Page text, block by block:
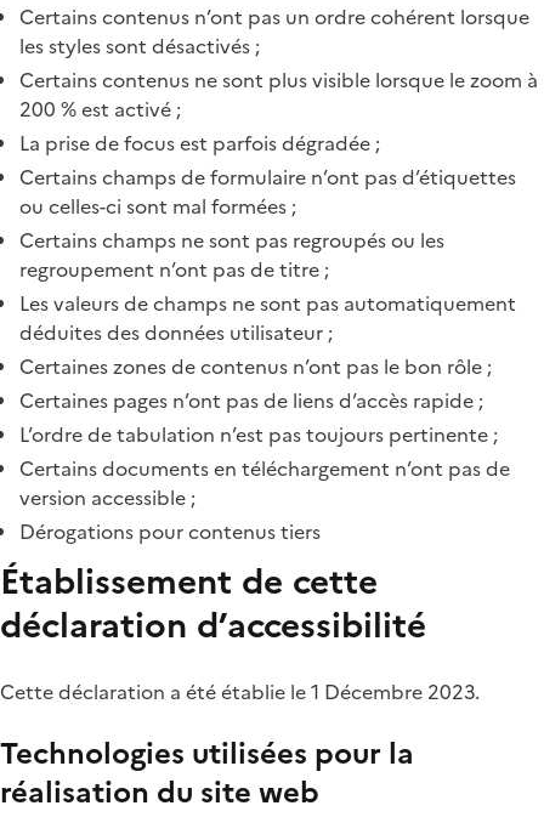
Certains contenus n’ont pas un ordre cohérent lorsque
les styles sont désactivés ;
Certains contenus ne sont plus visible lorsque le zoom à
200 % est activé ;
La prise de focus est parfois dégradée ;
Certains champs de formulaire n’ont pas d’étiquettes
ou celles-ci sont mal formées ;
Certains champs ne sont pas regroupés ou les
regroupement n’ont pas de titre ;
Les valeurs de champs ne sont pas automatiquement
déduites des données utilisateur ;
Certaines zones de contenus n’ont pas le bon rôle ;
Certaines pages n’ont pas de liens d’accès rapide ;
L’ordre de tabulation n’est pas toujours pertinente ;
Certains documents en téléchargement n’ont pas de
version accessible ;
Dérogations pour contenus tiers
Établissement de cette
déclaration d’accessibilité
Cette déclaration a été établie le 1 Décembre 2023.
Technologies utilisées pour la
réalisation du site web